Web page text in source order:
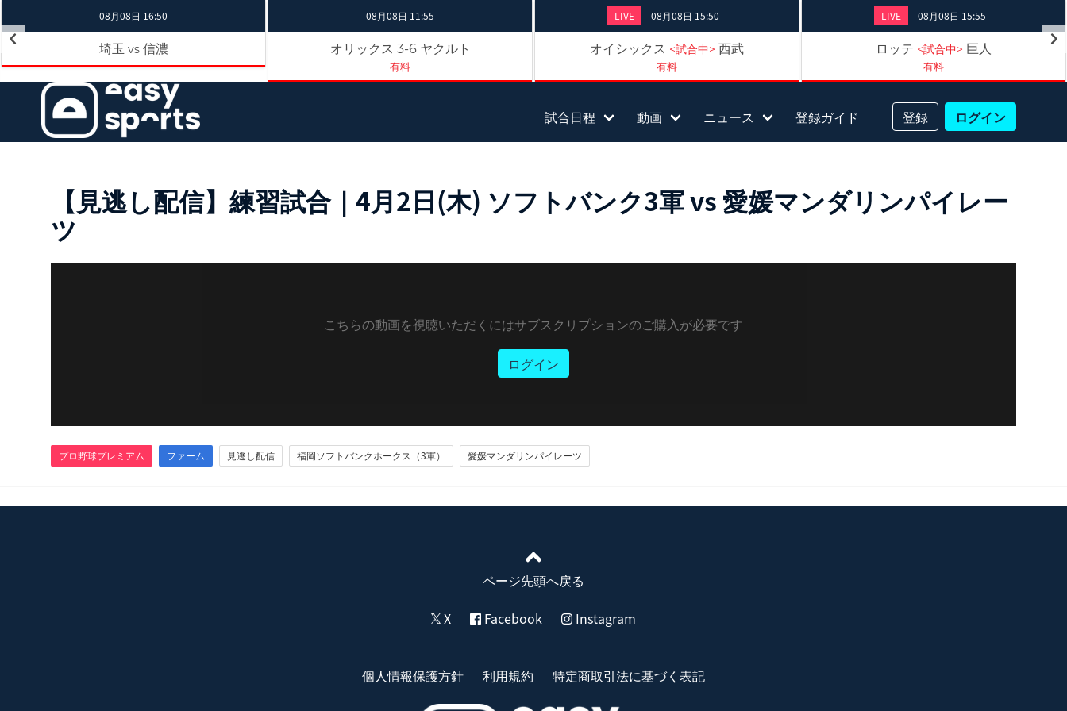
08月08日 16:50
埼玉 vs 信濃
08月08日 11:55
オリックス 3-6 ヤクルト
有料
LIVE 08月08日 15:50
オイシックス <試合中> 西武
有料
LIVE 08月08日 15:55
ロッテ <試合中> 巨人
有料
試合日程 動画 ニュース 登録ガイド 登録 ログイン
【見逃し配信】練習試合｜4月2日(木) ソフトバンク3軍 vs 愛媛マンダリンパイレー
ツ
こちらの動画を視聴いただくにはサブスクリプションのご購入が必要です
ログイン
プロ野球プレミアム ファーム 見逃し配信 福岡ソフトバンクホークス（3軍） 愛媛マンダリンパイレーツ
ページ先頭へ戻る
X
Facebook Instagram
個人情報保護方針 利用規約 特定商取引法に基づく表記